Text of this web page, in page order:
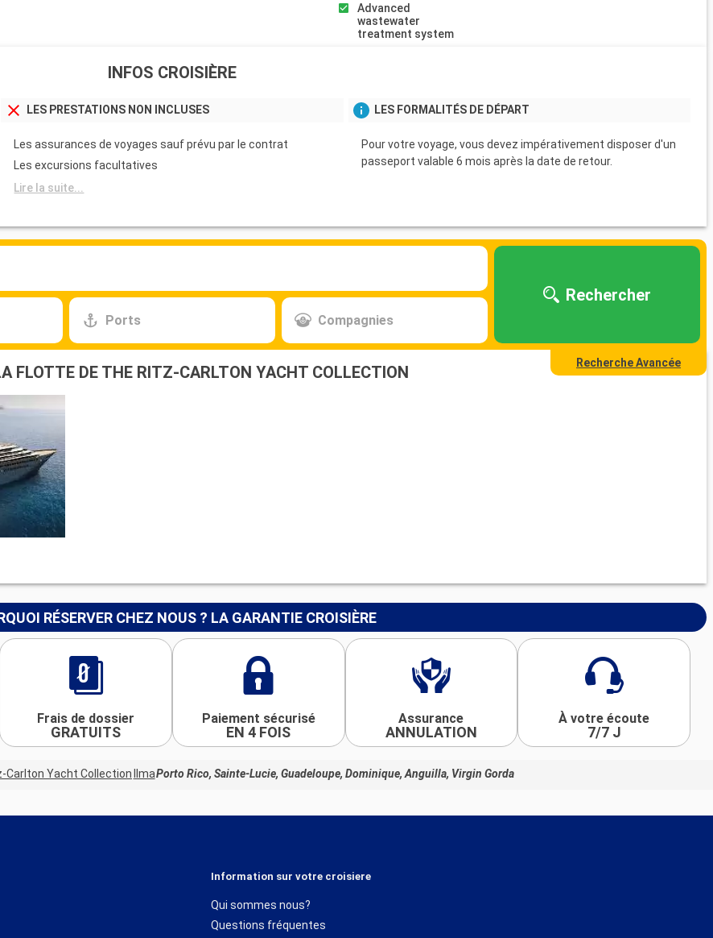
Advanced
wastewater
treatment system
INFOS CROISIÈRE
LES PRESTATIONS NON INCLUSES
Les assurances de voyages sauf prévu par le contrat
Les excursions facultatives
Lire la suite...
LES FORMALITÉS DE DÉPART
Pour votre voyage, vous devez impérativement disposer d'un
passeport valable 6 mois après la date de retour.
Ports Compagnies
Rechercher
Recherche Avancée
FLOTTE DE THE RITZ-CARLTON YACHT COLLECTION
RÉSERVER CHEZ NOUS ? LA GARANTIE CROISIÈRE
Frais de dossier
GRATUITS
Paiement sécurisé
EN 4 FOIS
Assurance
ANNULATION
À votre écoute
7/7 J
Carlton Yacht Collection IlmaPorto Rico, Sainte-Lucie, Guadeloupe, Dominique, Anguilla, Virgin Gorda
Information sur votre croisiere
Qui sommes nous?
Questions fréquentes